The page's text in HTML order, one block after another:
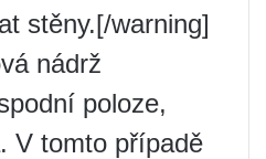
stěny.[/warning]
nádrž
poloze,
V tomto případě